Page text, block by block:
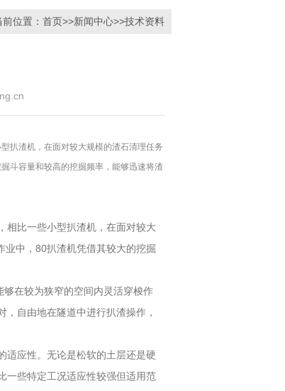
位置： 首页>>新闻中心>>技术资料
扒渣机，在面对较大规模的渣石清理任务
斗容量和较高的挖掘频率，能够迅速将渣
相比一些小型扒渣机，在面对较大
业中，80扒渣机凭借其较大的挖掘
在较为狭窄的空间内灵活穿梭作
自由地在隧道中进行扒渣操作，
适应性。无论是松软的土层还是硬
一些特定工况适应性较强但适用范